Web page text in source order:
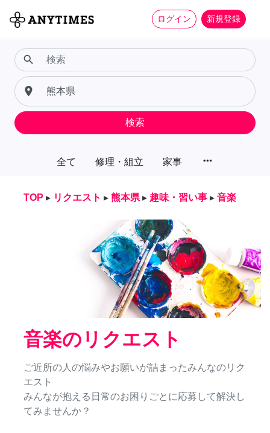
ログイン 新規登録
全て 修理・組立 家事 more_horiz
search
place
検索
TOP ▸ リクエスト ▸ 熊本県 ▸ 趣味・習い事 ▸ 音楽
音楽のリクエスト
ご近所の人の悩みやお願いが詰まったみんなのリク
エスト
みんなが抱える日常のお困りごとに応募して解決し
てみませんか？